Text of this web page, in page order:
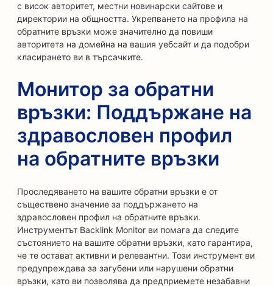
с висок авторитет, местни новинарски сайтове и
директории на общността. Укрепването на профила на
обратните връзки може значително да повиши
авторитета на домейна на вашия уебсайт и да подобри
класирането ви в търсачките.
Монитор за обратни
връзки: Поддържане на
здравословен профил
на обратните връзки
Проследяването на вашите обратни връзки е от
съществено значение за поддържането на
здравословен профил на обратните връзки.
Инструментът Backlink Monitor ви помага да следите
състоянието на вашите обратни връзки, като гарантира,
че те остават активни и релевантни. Този инструмент ви
предупреждава за загубени или нарушени обратни
връзки, като ви позволява да предприемете незабавни